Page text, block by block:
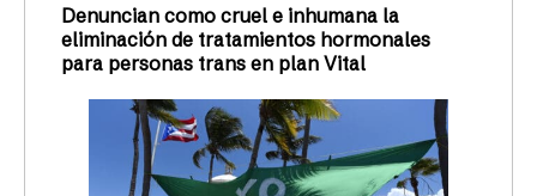
Denuncian como cruel e inhumana la
eliminación de tratamientos hormonales
para personas trans en plan Vital